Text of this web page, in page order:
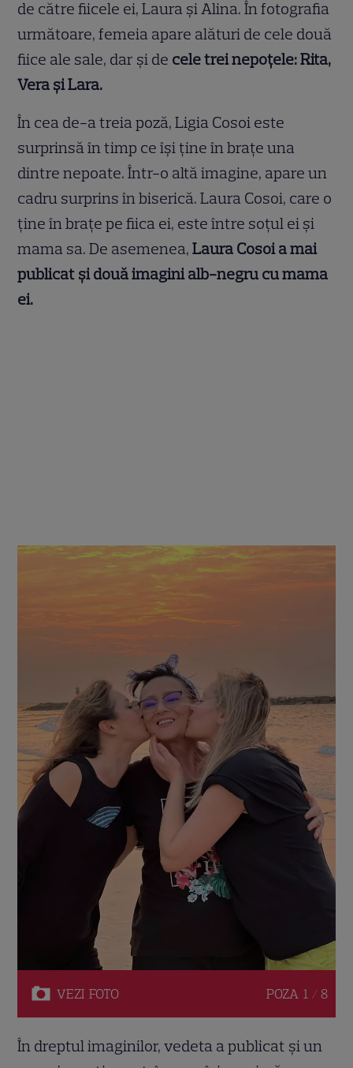
de către fiicele ei, Laura și Alina. În fotografia
următoare, femeia apare alături de cele două
fiice ale sale, dar și de cele trei nepoțele: Rita,
Vera și Lara.
În cea de-a treia poză, Ligia Cosoi este
surprinsă în timp ce își ține în brațe una
dintre nepoate. Într-o altă imagine, apare un
cadru surprins în biserică. Laura Cosoi, care o
ține în brațe pe fiica ei, este între soțul ei și
mama sa. De asemenea,Laura Cosoi a mai
publicat și două imagini alb-negru cu mama
ei.
VEZI FOTO POZA 1 / 8
În dreptul imaginilor, vedeta a publicat și un